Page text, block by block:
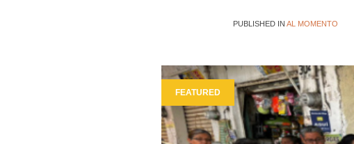
PUBLISHED IN AL MOMENTO
FEATURED